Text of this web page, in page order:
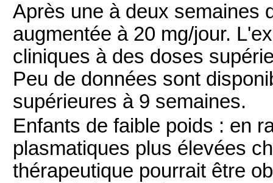
Après une à deux semaines
augmentée à 20 mg/jour.
cliniques à des doses
Peu de données sont
supérieures à 9 semaines.
Enfants de faible poids : en
plasmatiques plus élevées
thérapeutique pourrait être